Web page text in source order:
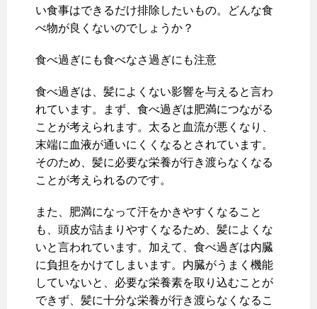
い食事はできるだけ排除したいもの。どんな食
べ物が良くないのでしょうか？
食べ過ぎにも食べなさ過ぎにも注意
食べ過ぎは、髪によくない影響を与えると言わ
れています。まず、食べ過ぎは肥満につながる
ことが考えられます。太ると血流が悪くなり、
末端に血液が通いにくくなるとされています。
そのため、髪に必要な栄養が行き渡らなくなる
ことが考えられるのです。
また、肥満になって汗をかきやすくなること
も、頭皮が詰まりやすくなるため、髪によくな
いと言われています。加えて、食べ過ぎは内臓
に負担をかけてしまいます。内臓がうまく機能
していないと、必要な栄養素を取り込むことが
できず、髪に十分な栄養が行き渡らなくなるこ